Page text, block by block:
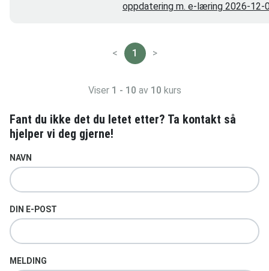
oppdatering m. e-læring 2026-12-
< 1 >
Viser 1 - 10 av 10 kurs
Fant du ikke det du letet etter? Ta kontakt så
hjelper vi deg gjerne!
NAVN
DIN E-POST
MELDING